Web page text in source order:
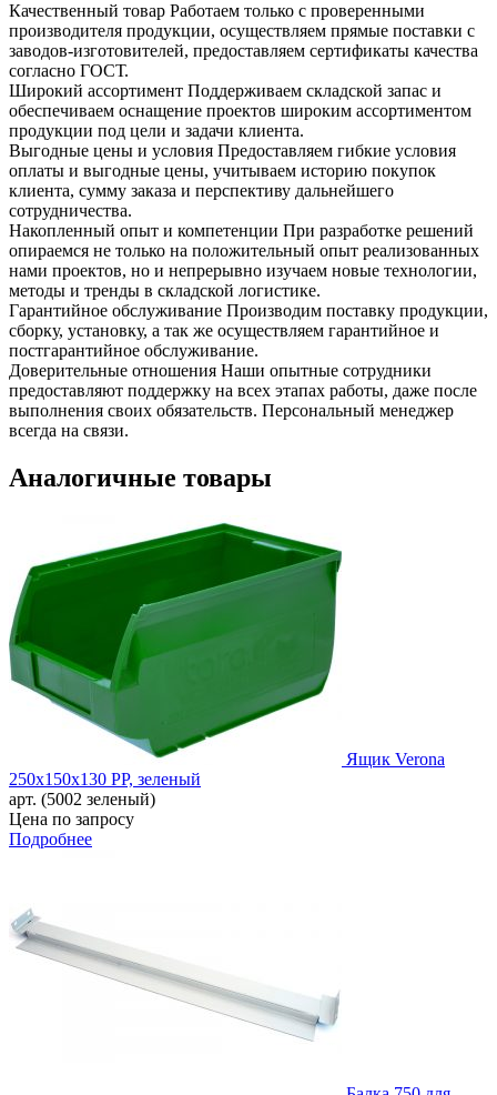
Качественный товар Работаем только с проверенными
производителя продукции, осуществляем прямые поставки с
заводов-изготовителей, предоставляем сертификаты качества
согласно ГОСТ.
Широкий ассортимент Поддерживаем складской запас и
обеспечиваем оснащение проектов широким ассортиментом
продукции под цели и задачи клиента.
Выгодные цены и условия Предоставляем гибкие условия
оплаты и выгодные цены, учитываем историю покупок
клиента, сумму заказа и перспективу дальнейшего
сотрудничества.
Накопленный опыт и компетенции При разработке решений
опираемся не только на положительный опыт реализованных
нами проектов, но и непрерывно изучаем новые технологии,
методы и тренды в складской логистике.
Гарантийное обслуживание Производим поставку продукции,
сборку, установку, а так же осуществляем гарантийное и
постгарантийное обслуживание.
Доверительные отношения Наши опытные сотрудники
предоставляют поддержку на всех этапах работы, даже после
выполнения своих обязательств. Персональный менеджер
всегда на связи.
Аналогичные товары
Ящик Verona
250х150х130 PP, зеленый
арт. (5002 зеленый)
Цена по запросу
Подробнее